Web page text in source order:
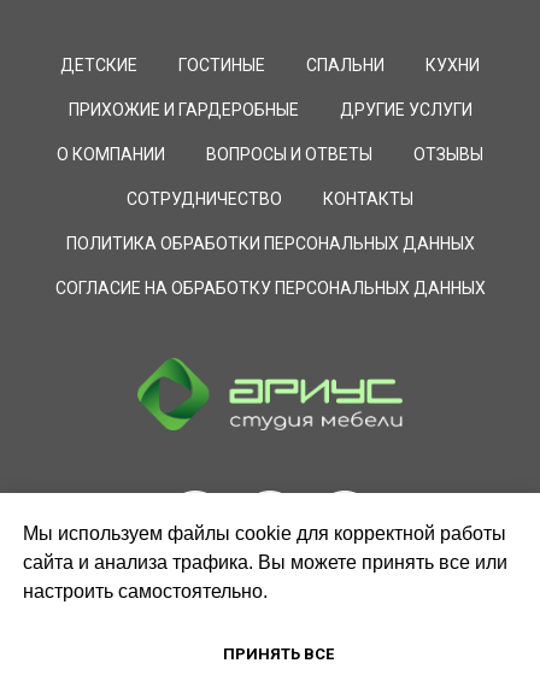
ДЕТСКИЕ ГОСТИНЫЕ СПАЛЬНИ КУХНИ
ПРИХОЖИЕ И ГАРДЕРОБНЫЕ ДРУГИЕ УСЛУГИ
О КОМПАНИИ ВОПРОСЫ И ОТВЕТЫ ОТЗЫВЫ
СОТРУДНИЧЕСТВО КОНТАКТЫ
ПОЛИТИКА ОБРАБОТКИ ПЕРСОНАЛЬНЫХ ДАННЫХ
СОГЛАСИЕ НА ОБРАБОТКУ ПЕРСОНАЛЬНЫХ ДАННЫХ
Мы используем файлы cookie для корректной работы
сайта и анализа трафика. Вы можете принять все или
настроить самостоятельно.
ПРИНЯТЬ ВСЕ